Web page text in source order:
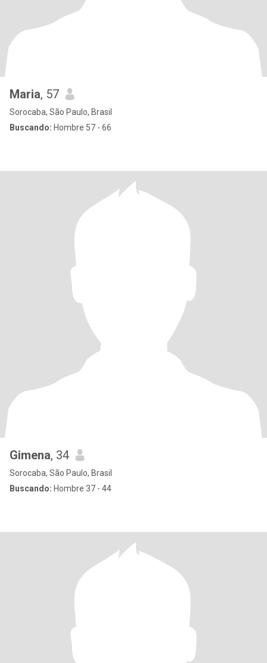
Maria, 57
Sorocaba, São Paulo, Brasil
Buscando: Hombre 57 - 66
Gimena, 34
Sorocaba, São Paulo, Brasil
Buscando: Hombre 37 - 44